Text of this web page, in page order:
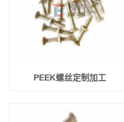
PEEK螺丝定制加工